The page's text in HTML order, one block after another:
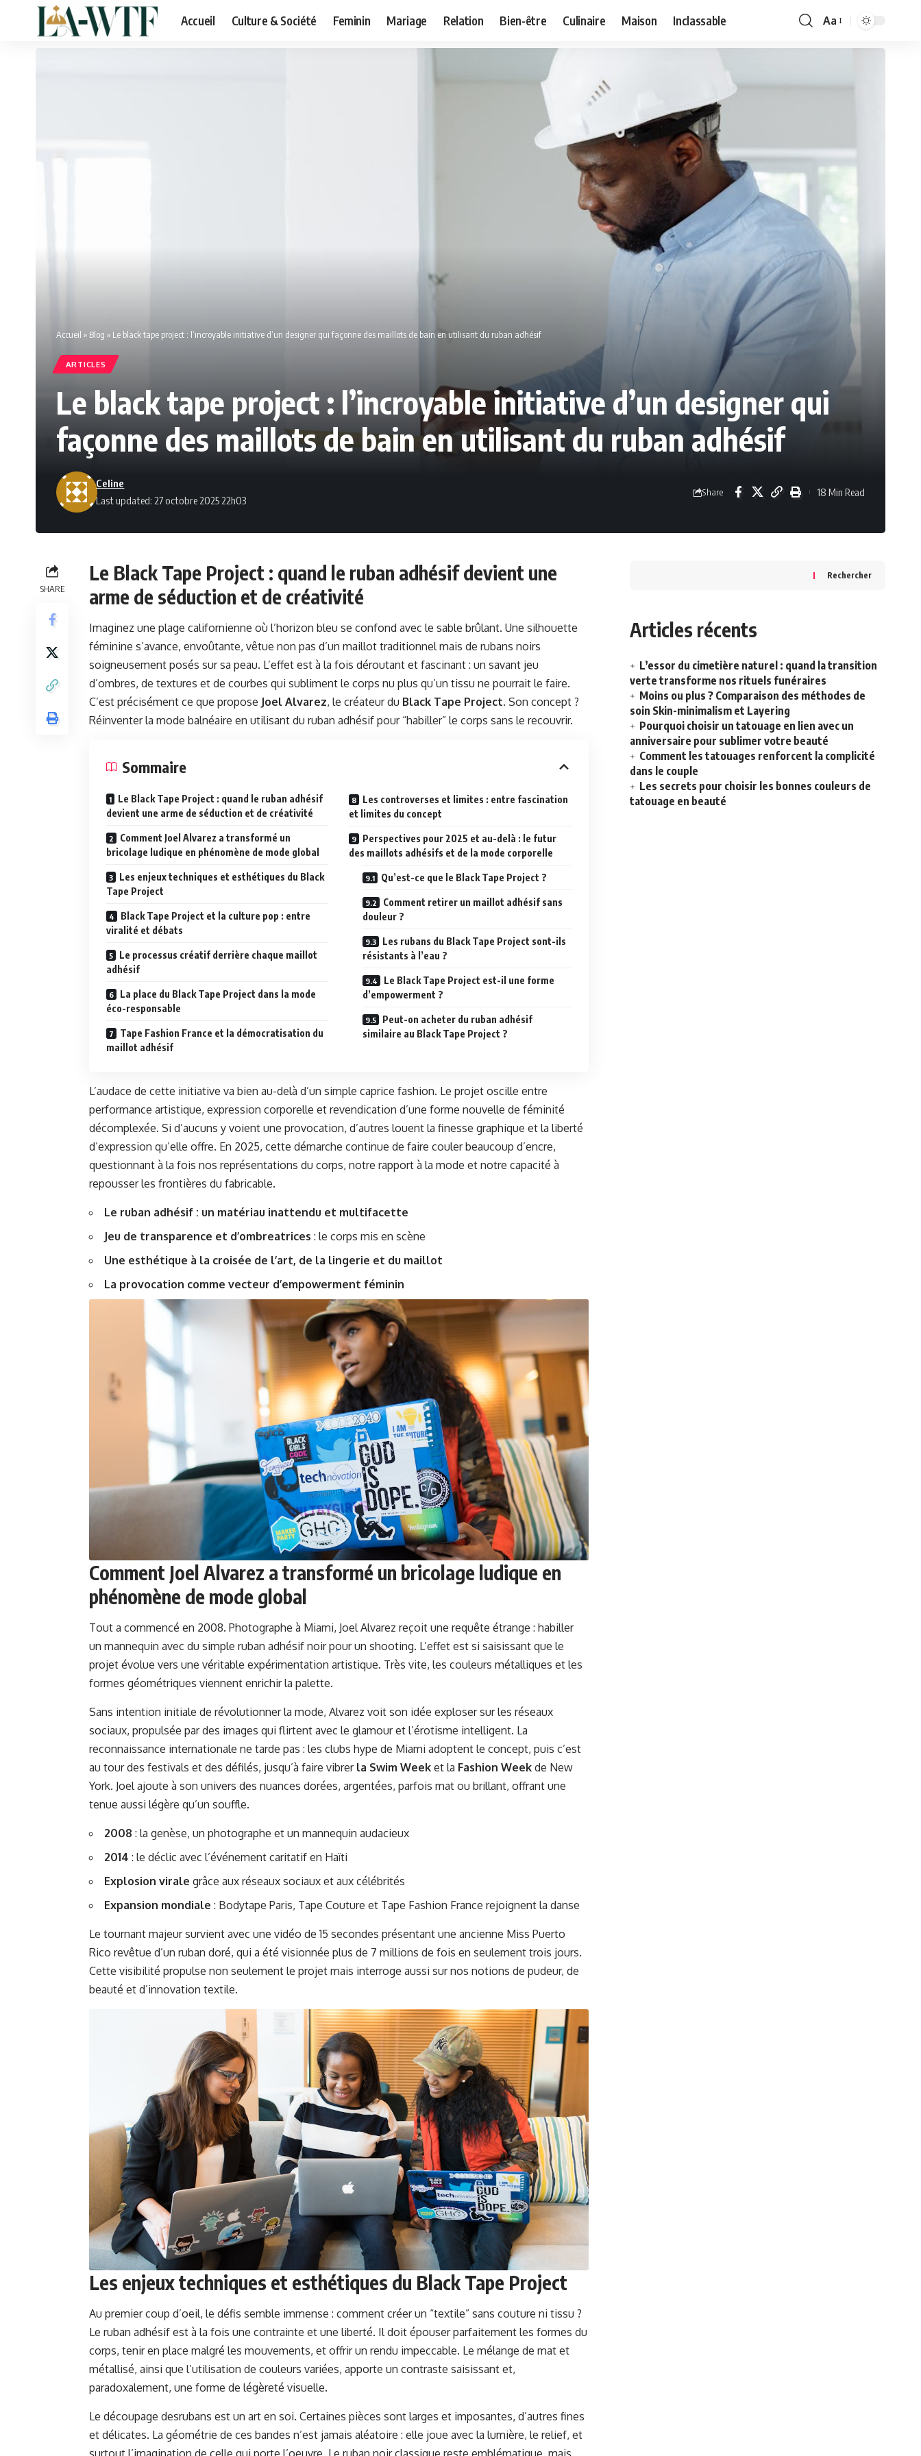
Accueil Culture & Société Feminin Mariage Relation Bien-être Culinaire Maison Inclassable
Font
Resizer
Aa
Accueil » Blog » Le black tape project : l’incroyable initiative d’un designer qui façonne des maillots de bain en utilisant du ruban adhésif
ARTICLES
Le black tape project : l’incroyable initiative d’un designer qui
façonne des maillots de bain en utilisant du ruban adhésif
Last updated: 27 octobre 2025 22h03
Celine
Share 18 Min Read
SHARE
Le Black Tape Project : quand le ruban adhésif devient une
arme de séduction et de créativité
Imaginez une plage californienne où l’horizon bleu se confond avec le sable brûlant. Une silhouette
féminine s’avance, envoûtante, vêtue non pas d’un maillot traditionnel mais de rubans noirs
soigneusement posés sur sa peau. L’effet est à la fois déroutant et fascinant : un savant jeu
d’ombres, de textures et de courbes qui subliment le corps nu plus qu’un tissu ne pourrait le faire.
C’est précisément ce que propose Joel Alvarez, le créateur du Black Tape Project. Son concept ?
Réinventer la mode balnéaire en utilisant du ruban adhésif pour “habiller” le corps sans le recouvrir.
Sommaire
Le Black Tape Project : quand le ruban adhésif
devient une arme de séduction et de créativité
Comment Joel Alvarez a transformé un
bricolage ludique en phénomène de mode global
Les enjeux techniques et esthétiques du Black
Tape Project
Black Tape Project et la culture pop : entre
viralité et débats
Le processus créatif derrière chaque maillot
adhésif
La place du Black Tape Project dans la mode
éco-responsable
Tape Fashion France et la démocratisation du
maillot adhésif
Les controverses et limites : entre fascination
et limites du concept
Perspectives pour 2025 et au-delà : le futur
des maillots adhésifs et de la mode corporelle
Qu’est-ce que le Black Tape Project ?
Comment retirer un maillot adhésif sans
douleur ?
Les rubans du Black Tape Project sont-ils
résistants à l’eau ?
Le Black Tape Project est-il une forme
d’empowerment ?
Peut-on acheter du ruban adhésif
similaire au Black Tape Project ?
L’audace de cette initiative va bien au-delà d’un simple caprice fashion. Le projet oscille entre
performance artistique, expression corporelle et revendication d’une forme nouvelle de féminité
décomplexée. Si d’aucuns y voient une provocation, d’autres louent la finesse graphique et la liberté
d’expression qu’elle offre. En 2025, cette démarche continue de faire couler beaucoup d’encre,
questionnant à la fois nos représentations du corps, notre rapport à la mode et notre capacité à
repousser les frontières du fabricable.
Le ruban adhésif : un matériau inattendu et multifacette
Jeu de transparence et d’ombreatrices : le corps mis en scène
Une esthétique à la croisée de l’art, de la lingerie et du maillot
La provocation comme vecteur d’empowerment féminin
Comment Joel Alvarez a transformé un bricolage ludique en
phénomène de mode global
Tout a commencé en 2008. Photographe à Miami, Joel Alvarez reçoit une requête étrange : habiller
un mannequin avec du simple ruban adhésif noir pour un shooting. L’effet est si saisissant que le
projet évolue vers une véritable expérimentation artistique. Très vite, les couleurs métalliques et les
formes géométriques viennent enrichir la palette.
Sans intention initiale de révolutionner la mode, Alvarez voit son idée exploser sur les réseaux
sociaux, propulsée par des images qui flirtent avec le glamour et l’érotisme intelligent. La
reconnaissance internationale ne tarde pas : les clubs hype de Miami adoptent le concept, puis c’est
au tour des festivals et des défilés, jusqu’à faire vibrer la Swim Week et la Fashion Week de New
York. Joel ajoute à son univers des nuances dorées, argentées, parfois mat ou brillant, offrant une
tenue aussi légère qu’un souffle.
2008 : la genèse, un photographe et un mannequin audacieux
2014 : le déclic avec l’événement caritatif en Haïti
Explosion virale grâce aux réseaux sociaux et aux célébrités
Expansion mondiale : Bodytape Paris, Tape Couture et Tape Fashion France rejoignent la danse
Le tournant majeur survient avec une vidéo de 15 secondes présentant une ancienne Miss Puerto
Rico revêtue d’un ruban doré, qui a été visionnée plus de 7 millions de fois en seulement trois jours.
Cette visibilité propulse non seulement le projet mais interroge aussi sur nos notions de pudeur, de
beauté et d’innovation textile.
Les enjeux techniques et esthétiques du Black Tape Project
Au premier coup d’oeil, le défis semble immense : comment créer un “textile” sans couture ni tissu ?
Le ruban adhésif est à la fois une contrainte et une liberté. Il doit épouser parfaitement les formes du
corps, tenir en place malgré les mouvements, et offrir un rendu impeccable. Le mélange de mat et
métallisé, ainsi que l’utilisation de couleurs variées, apporte un contraste saisissant et,
paradoxalement, une forme de légèreté visuelle.
Le découpage desrubans est un art en soi. Certaines pièces sont larges et imposantes, d’autres fines
et délicates. La géométrie de ces bandes n’est jamais aléatoire : elle joue avec la lumière, le relief, et
surtout l’imagination de celle qui porte l’oeuvre. Le ruban noir classique reste emblématique, mais
Rechercher
Articles récents
L’essor du cimetière naturel : quand la transition
verte transforme nos rituels funéraires
Moins ou plus ? Comparaison des méthodes de
soin Skin-minimalism et Layering
Pourquoi choisir un tatouage en lien avec un
anniversaire pour sublimer votre beauté
Comment les tatouages renforcent la complicité
dans le couple
Les secrets pour choisir les bonnes couleurs de
tatouage en beauté